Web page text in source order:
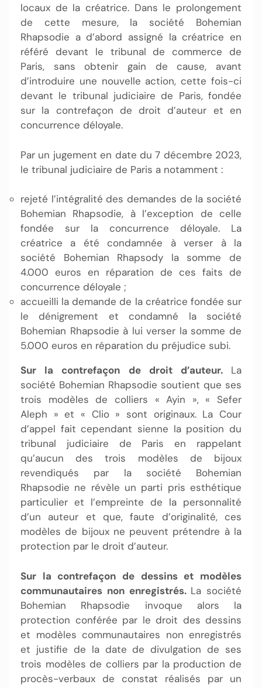
locaux de la créatrice. Dans le prolongement
de cette mesure, la société Bohemian
Rhapsodie a d’abord assigné la créatrice en
référé devant le tribunal de commerce de
Paris, sans obtenir gain de cause, avant
d’introduire une nouvelle action, cette fois-ci
devant le tribunal judiciaire de Paris, fondée
sur la contrefaçon de droit d’auteur et en
concurrence déloyale.
Par un jugement en date du 7 décembre 2023,
le tribunal judiciaire de Paris a notamment :
rejeté l’intégralité des demandes de la société
Bohemian Rhapsodie, à l’exception de celle
fondée sur la concurrence déloyale. La
créatrice a été condamnée à verser à la
société Bohemian Rhapsody la somme de
4.000 euros en réparation de ces faits de
concurrence déloyale ;
accueilli la demande de la créatrice fondée sur
le dénigrement et condamné la société
Bohemian Rhapsodie à lui verser la somme de
5.000 euros en réparation du préjudice subi.
Sur la contrefaçon de droit d’auteur. La
société Bohemian Rhapsodie soutient que ses
trois modèles de colliers « Ayin », « Sefer
Aleph » et « Clio » sont originaux. La Cour
d’appel fait cependant sienne la position du
tribunal judiciaire de Paris en rappelant
qu’aucun des trois modèles de bijoux
revendiqués par la société Bohemian
Rhapsodie ne révèle un parti pris esthétique
particulier et l’empreinte de la personnalité
d’un auteur et que, faute d’originalité, ces
modèles de bijoux ne peuvent prétendre à la
protection par le droit d’auteur.
Sur la contrefaçon de dessins et modèles
communautaires non enregistrés. La société
Bohemian Rhapsodie invoque alors la
protection conférée par le droit des dessins
et modèles communautaires non enregistrés
et justifie de la date de divulgation de ses
trois modèles de colliers par la production de
procès-verbaux de constat réalisés par un